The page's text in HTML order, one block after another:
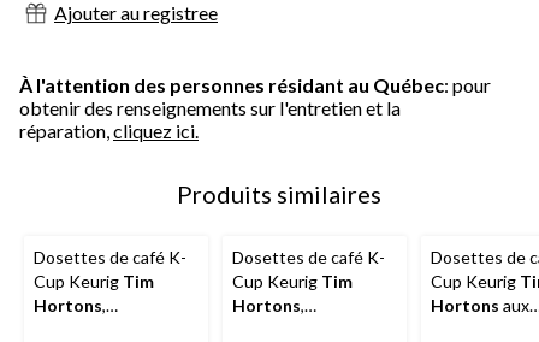
Ajouter au registree
À l'attention des personnes résidant au Québec: pour
obtenir des renseignements sur l'entretien et la
réparation,cliquez ici.
Produits similaires
Dosettes de café K-
Cup Keurig Tim
Hortons,
Dosettes de café K-
Cup Keurig Tim
Hortons,
Dosettes de
Cup Keurig
Hortons aux